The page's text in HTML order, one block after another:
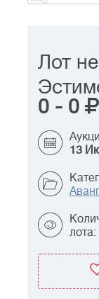
Лот
0 - 0
13
лота: